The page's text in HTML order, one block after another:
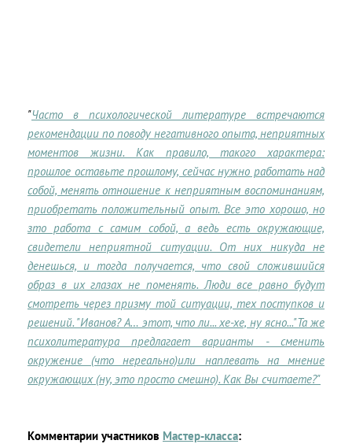
"Часто в психологической литературе встречаются
рекомендации по поводу негативного опыта, неприятных
моментов жизни. Как правило, такого характера:
прошлое оставьте прошлому, сейчас нужно работать над
собой, менять отношение к неприятным воспоминаниям,
приобретать положительный опыт. Все это хорошо, но
зто работа с самим собой, а ведь есть окружающие,
свидетели неприятной ситуации. От них никуда не
денешься, и тогда получается, что свой сложившийся
образ в их глазах не поменять. Люди все равно будут
смотреть через призму той ситуации, тех поступков и
решений. "Иванов? А… этот, что ли... хе-хе, ну ясно..."Та же
психолитература предлагает варианты - сменить
окружение (что нереально)или наплевать на мнение
окружающих (ну, это просто смешно). Как Вы считаете?"
Комментарии участников Мастер-класса: